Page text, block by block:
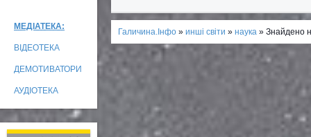
МЕДІАТЕКА:
ВІДЕОТЕКА
ДЕМОТИВАТОРИ
АУДІОТЕКА
Галичина.Інфо » инші світи » наука » Знайдено